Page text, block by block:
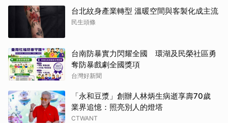
台北紋身產業轉型 溫暖空間與客製化成主流
民生頭條
台南防暴實力閃耀全國 環湖及民榮社區勇
奪防暴戲劇全國獎項
台灣好新聞
「永和豆漿」創辦人林炳生病逝享壽70歲
業界追憶：照亮別人的燈塔
CTWANT